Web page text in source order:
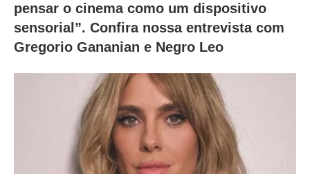
pensar o cinema como um dispositivo
sensorial”. Confira nossa entrevista com
Gregorio Gananian e Negro Leo